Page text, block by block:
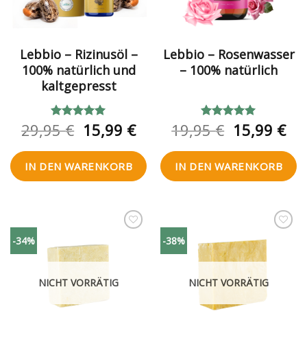
Lebbio – Rizinusöl –
100% natürlich und
kaltgepresst
Bewertet
mit5.00
29,95€ Ursprünglicher
Preis
war:
29,95 €
15,99 €Aktueller
ist:
15,99 €.
IN DEN WARENKORB
Lebbio – Rosenwasser
– 100% natürlich
Bewertet
mit5.00
19,95€
Preis
war:
19,95 €
15,99 €
ist:
IN DEN WARENKORB
-34%
Wunschliste
hinzufügen
NICHT VORRÄTIG
-38%
Wunschliste
hinzufügen
NICHT VORRÄTIG